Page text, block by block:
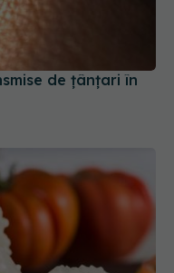
de ţânţari în